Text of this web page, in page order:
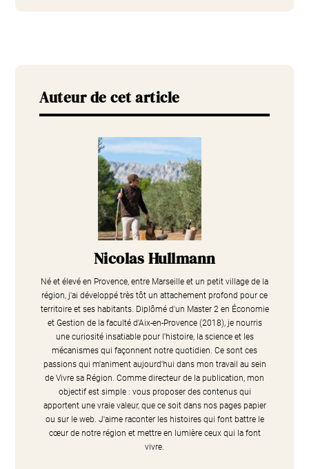
Auteur de cet article
Nicolas Hullmann
Né et élevé en Provence, entre Marseille et un petit village de la
région, j'ai développé très tôt un attachement profond pour ce
territoire et ses habitants. Diplômé d'un Master 2 en Économie
et Gestion de la faculté d'Aix-en-Provence (2018), je nourris
une curiosité insatiable pour l'histoire, la science et les
mécanismes qui façonnent notre quotidien. Ce sont ces
passions qui m'animent aujourd'hui dans mon travail au sein
de Vivre sa Région. Comme directeur de la publication, mon
objectif est simple : vous proposer des contenus qui
apportent une vraie valeur, que ce soit dans nos pages papier
ou sur le web. J'aime raconter les histoires qui font battre le
cœur de notre région et mettre en lumière ceux qui la font
vivre.